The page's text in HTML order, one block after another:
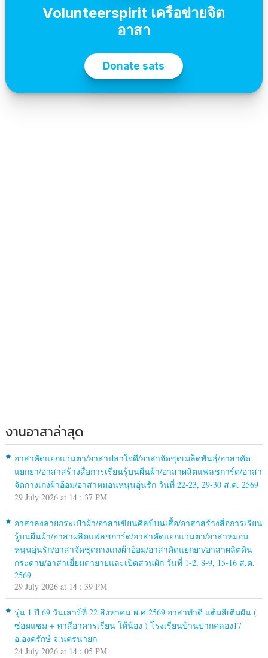
งานอาสาล่าสุด
อาสาคัดแยกแว่นตา/อาสาปลาใจดี/อาสาจัดชุดเมล็ดพันธุ์/อาสาคัด
แยกยา/อาสาสร้างสื่อการเรียนรู้บนผืนผ้า/อาสาผลิตแฟลชการ์ด/อาสา
จัดกางเกงผ้าอ้อม/อาสาหมอนหนุนอุ่นรัก วันที่ 22-23, 29-30 ส.ค. 2569
29 July 2026 at 14 : 37 PM
อาสาลงลายกระเป๋าผ้า/อาสาเขียนศิลป์บนเสื้อ/อาสาสร้างสื่อการเรียน
รู้บนผืนผ้า/อาสาผลิตแฟลชการ์ด/อาสาคัดแยกแว่นตา/อาสาหมอน
หนุนอุ่นรัก/อาสาจัดชุดกางเกงผ้าอ้อม/อาสาคัดแยกยา/อาสาผลิตดิน
กระดาษ/อาสาเยี่ยมตายายและเปิดสวนผัก วันที่ 1-2, 8-9, 15-16 ส.ค.
2569
29 July 2026 at 14 : 39 PM
รุ่น 1 ปี 69 วันเสาร์ที่ 22 สิงหาคม พ.ศ.2569 อาสาทำดี แต้มสีเติมฝัน (
ซ่อมแซม + ทาสีอาคารเรียน ให้น้อง ) โรงเรียนบ้านปากคลอง17
อ.องครักษ์ จ.นครนายก
24 July 2026 at 14 : 05 PM